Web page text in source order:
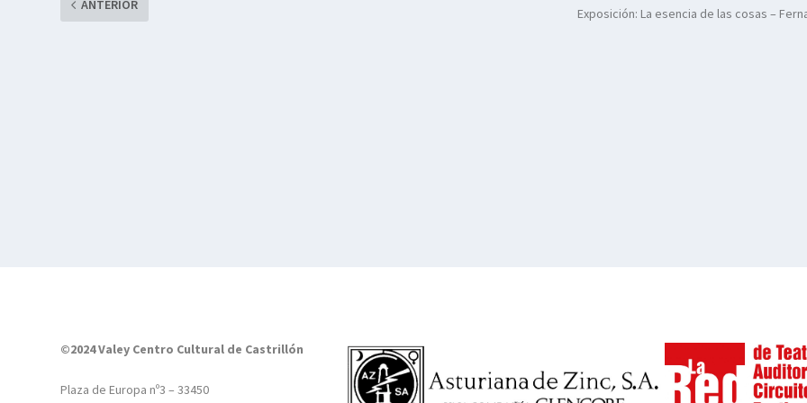
ANTERIOR
Exposición: La esencia de las cosas –
©2024 Valey Centro Cultural de Castrillón
Plaza de Europa nº3 – 33450